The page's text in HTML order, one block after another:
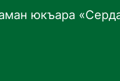
юкъара